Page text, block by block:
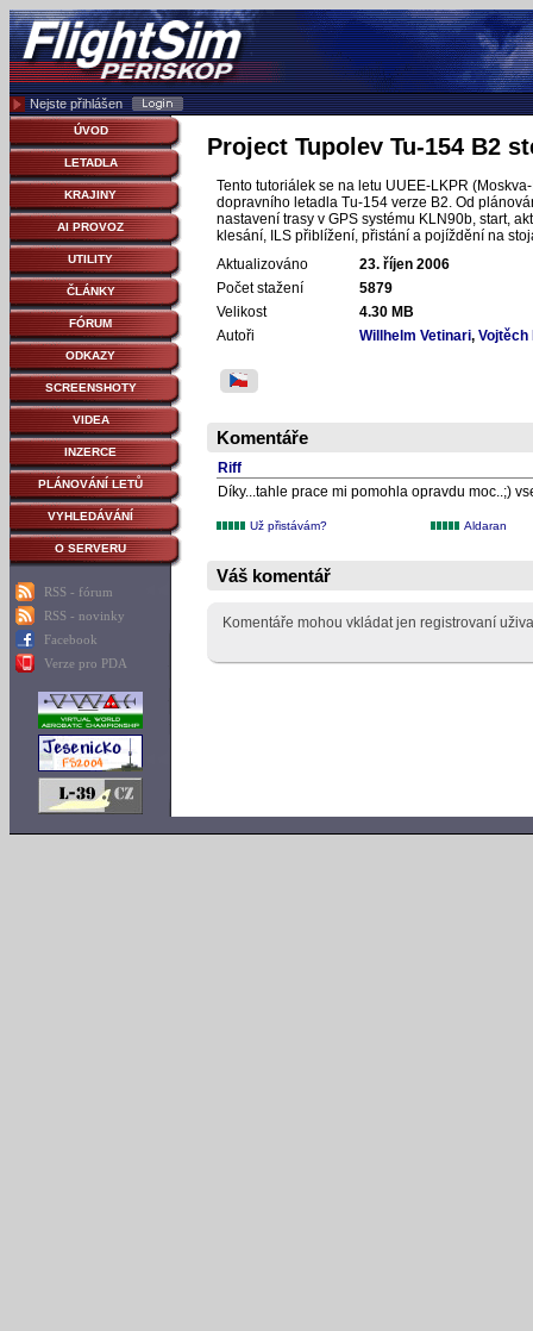
Nejste přihlášen
ÚVOD
LETADLA
KRAJINY
AI PROVOZ
UTILITY
ČLÁNKY
FÓRUM
ODKAZY
SCREENSHOTY
VIDEA
INZERCE
PLÁNOVÁNÍ LETŮ
VYHLEDÁVÁNÍ
O SERVERU
RSS - fórum
RSS - novinky
Facebook
Verze pro PDA
Project Tupolev Tu-154 B2
Tento tutoriálek se na letu UUEE-LKPR
dopravního letadla Tu-154 verze B2. Od
nastavení trasy v GPS systému KLN90b, start,
klesání, ILS přiblížení, přistání a pojíždění na
Aktualizováno
23. říjen 2006
Počet stažení
5879
Velikost
4.30 MB
Autoři
Willhelm Vetinari, Vojtěch
Komentáře
Riff
Díky...tahle prace mi pomohla opravdu moc..;)
Už přistávám? Aldaran
Váš komentář
Komentáře mohou vkládat jen registrovaní